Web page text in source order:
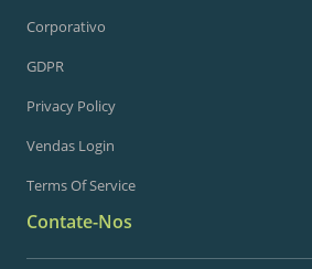
Corporativo
GDPR
Privacy Policy
Vendas Login
Terms Of Service
Contate-Nos